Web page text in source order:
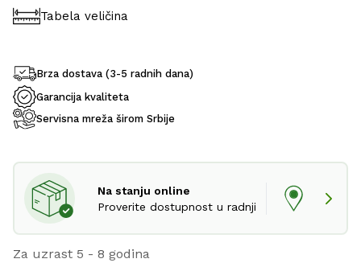
Tabela veličina
Brza dostava (3-5 radnih dana)
Garancija kvaliteta
Servisna mreža širom Srbije
Na stanju online
Proverite dostupnost u radnji
Za uzrast 5 - 8 godina